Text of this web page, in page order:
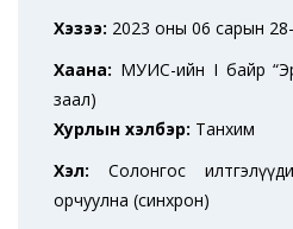
Хэзээ: 2023 оны 06 сарын
Хаана: МУИС-ийн I байр
заал)
Хурлын хэлбэр: Танхим
Хэл: Солонгос
орчуулна (синхрон)